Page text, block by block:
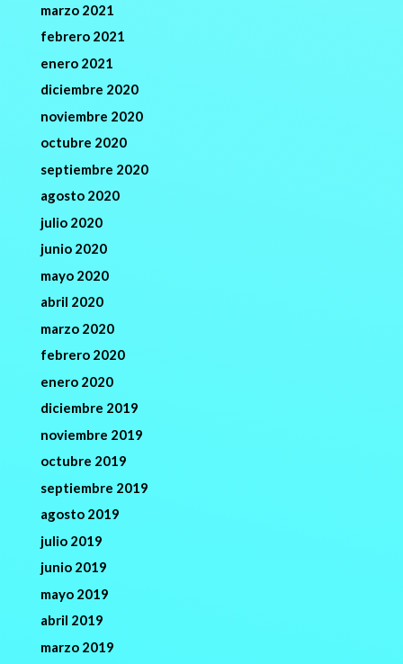
marzo 2021
febrero 2021
enero 2021
diciembre 2020
noviembre 2020
octubre 2020
septiembre 2020
agosto 2020
julio 2020
junio 2020
mayo 2020
abril 2020
marzo 2020
febrero 2020
enero 2020
diciembre 2019
noviembre 2019
octubre 2019
septiembre 2019
agosto 2019
julio 2019
junio 2019
mayo 2019
abril 2019
marzo 2019